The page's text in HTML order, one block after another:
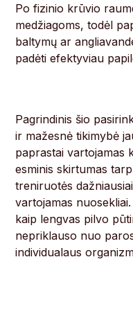
Po fizinio krūvio
medžiagoms, todėl
baltymų ar
padėti efektyviau
Pagrindinis šio
ir mažesnė tikimybė
paprastai vartojamas
esminis skirtumas
treniruotės
vartojamas
kaip lengvas pilvo
nepriklauso nuo
individualaus